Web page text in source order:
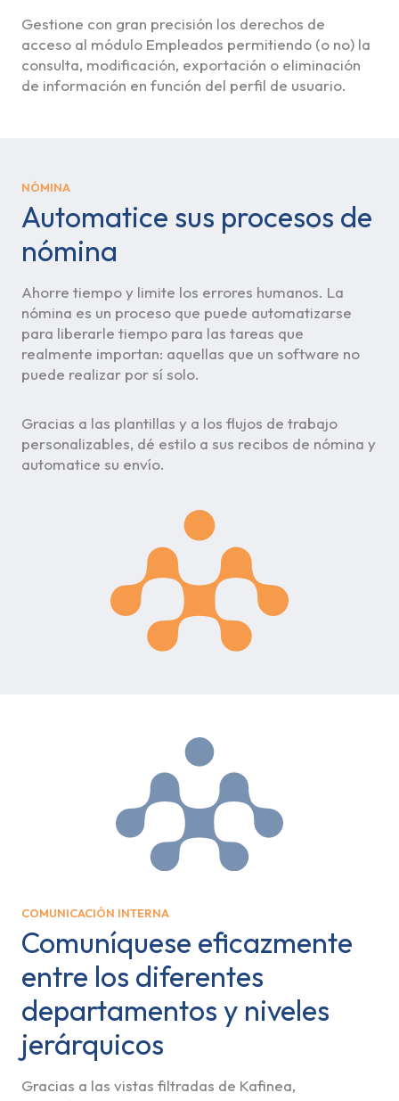
Gestione con gran precisión los derechos de
acceso al módulo Empleados permitiendo (o no) la
consulta, modificación, exportación o eliminación
de información en función del perfil de usuario.
NÓMINA
Automatice sus procesos de
nómina
Ahorre tiempo y limite los errores humanos. La
nómina es un proceso que puede automatizarse
para liberarle tiempo para las tareas que
realmente importan: aquellas que un software no
puede realizar por sí solo.
Gracias a las plantillas y a los flujos de trabajo
personalizables, dé estilo a sus recibos de nómina y
automatice su envío.
COMUNICACIÓN INTERNA
Comuníquese eficazmente
entre los diferentes
departamentos y niveles
jerárquicos
Gracias a las vistas filtradas de Kafinea,